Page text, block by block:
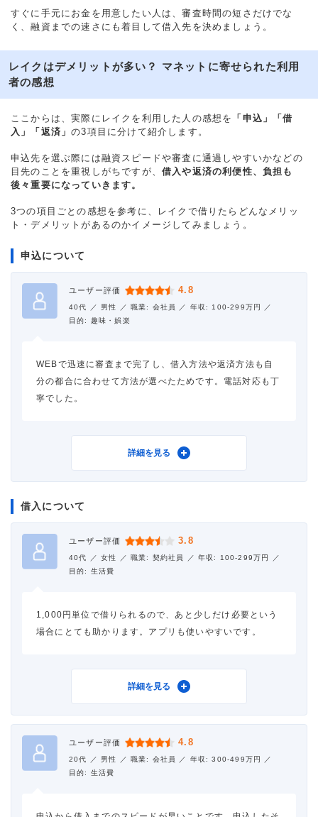
すぐに手元にお金を用意したい人は、審査時間の短さだけでな
く、融資までの速さにも着目して借入先を決めましょう。
レイクはデメリットが多い？ マネットに寄せられた利用
者の感想
ここからは、実際にレイクを利用した人の感想を 「申込」「借
入」「返済」の3項目に分けて紹介します。
申込先を選ぶ際には融資スピードや審査に通過しやすいかなどの
目先のことを重視しがちですが、 借入や返済の利便性、負担も
後々重要になっていきます。
3つの項目ごとの感想を参考に、レイクで借りたらどんなメリッ
ト・デメリットがあるのかイメージしてみましょう。
申込について
ユーザー評価 4.8
40代 ／ 男性 ／ 職業: 会社員 ／
年収: 100-299万円 ／
目的: 趣味・娯楽
WEBで迅速に審査まで完了し、借入方法や返済方法も自
分の都合に合わせて方法が選べたためです。電話対応も丁
寧でした。
レイク
借入金額 40万円
金利 年18.0%
詳細を見る
借入について
ユーザー評価 3.8
40代 ／ 女性 ／ 職業: 契約社員 ／ 年収: 100-299万円 ／
目的: 生活費
1,000円単位で借りられるので、あと少しだけ必要という
場合にとても助かります。アプリも使いやすいです。
レイク
借入金額 30万円
詳細を見る
ユーザー評価 4.8
20代 ／ 男性 ／ 職業: 会社員 ／
年収: 300-499万円 ／
目的: 生活費